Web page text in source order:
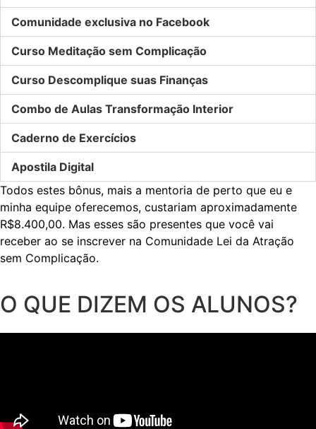
Comunidade exclusiva no Facebook
Curso Meditação sem Complicação
Curso Descomplique suas Finanças
Combo de Aulas Transformação Interior
Caderno de Exercícios
Apostila Digital
Todos estes bônus, mais a mentoria de perto que eu e
minha equipe oferecemos, custariam aproximadamente
R$8.400,00. Mas esses são presentes que você vai
receber ao se inscrever na Comunidade Lei da Atração
sem Complicação.
O QUE DIZEM OS ALUNOS?